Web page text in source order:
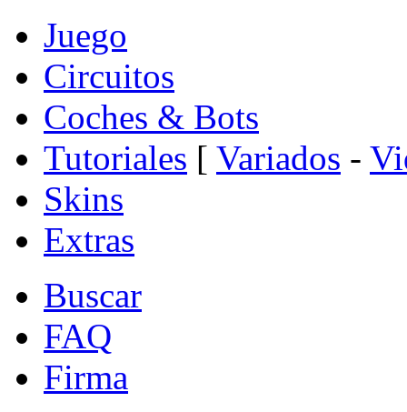
Juego
Circuitos
Coches & Bots
Tutoriales [ Variados -
Skins
Extras
Buscar
FAQ
Firma